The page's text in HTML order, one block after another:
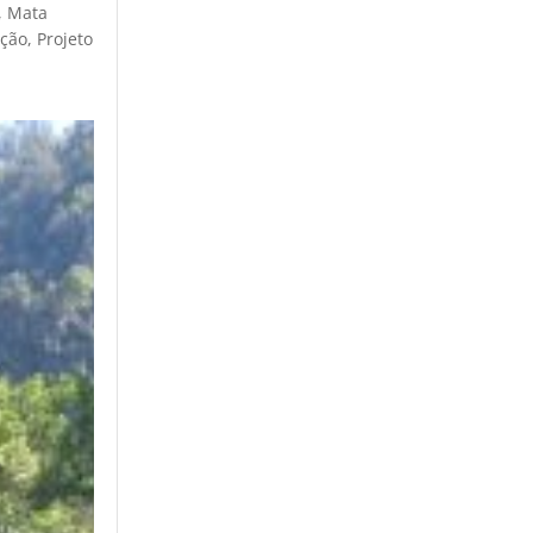
, Mata
, Projeto